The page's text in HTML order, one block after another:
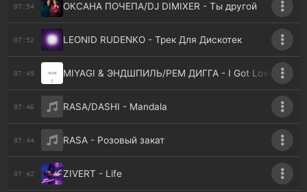
07:54 ОКСАНА ПОЧЕПА/DJ DIMIXER - Ты другой
07:52 LEONID RUDENKO - Трек Для Дискотек
07:49 MIYAGI & ЭНДШПИЛЬ/РЕМ ДИГГА - I Got Love (rmx)
07:46 RASA/DASHI - Mandala
07:44 RASA - Розовый закат
07:42 ZIVERT - Life